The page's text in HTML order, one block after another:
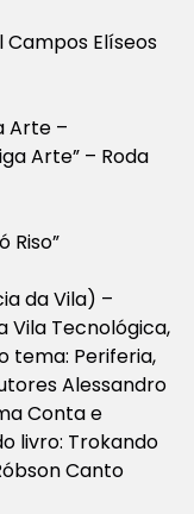
Elíseos
Arte –
Arte” – Roda
Riso”
da Vila) –
Vila Tecnológica,
tema: Periferia,
Alessandro
Conta e
livro: Trokando
Canto